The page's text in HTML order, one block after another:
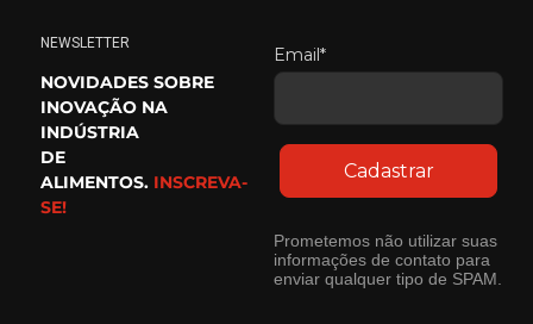
NEWSLETTER
NOVIDADES SOBRE
INOVAÇÃO NA
INDÚSTRIA
DE
ALIMENTOS. INSCREVA-
SE!
Email*
Cadastrar
Prometemos não utilizar suas
informações de contato para
enviar qualquer tipo de SPAM.